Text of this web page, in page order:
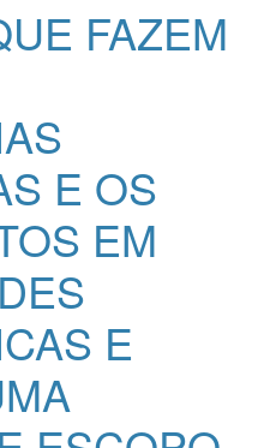
FAZEM
E OS
EM
E